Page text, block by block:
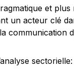
et plus
un acteur clé
communication
sectorielle: